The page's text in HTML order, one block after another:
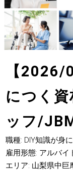
【
につく
ッフ/
職種: DIY知識が身
雇用形態: アルバイ
エリア: 山梨県中巨